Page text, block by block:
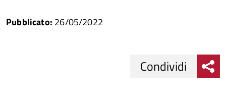
Pubblicato: 26/05/2022
Condividi